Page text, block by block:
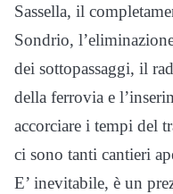
Sassella, il
Sondrio,
dei sottopassaggi, il
della ferrovia e
accorciare i tempi del
ci sono tanti cantieri
E’ inevitabile, è un